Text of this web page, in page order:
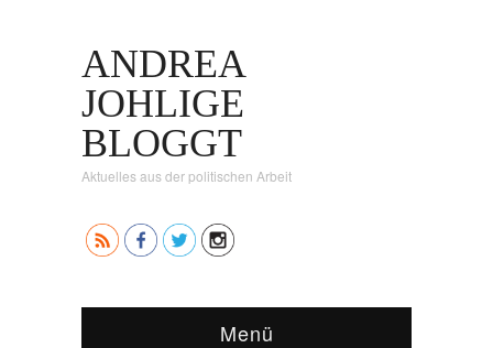
ANDREA
JOHLIGE
BLOGGT
Aktuelles aus der politischen Arbeit
Menü